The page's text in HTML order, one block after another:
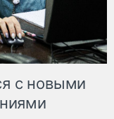
с новыми